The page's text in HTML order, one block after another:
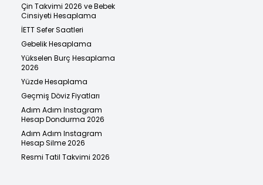
Çin Takvimi 2026 ve Bebek
Cinsiyeti Hesaplama
İETT Sefer Saatleri
Gebelik Hesaplama
Yükselen Burç Hesaplama
2026
Yüzde Hesaplama
Geçmiş Döviz Fiyatları
Adım Adım Instagram
Hesap Dondurma 2026
Adım Adım Instagram
Hesap Silme 2026
Resmi Tatil Takvimi 2026